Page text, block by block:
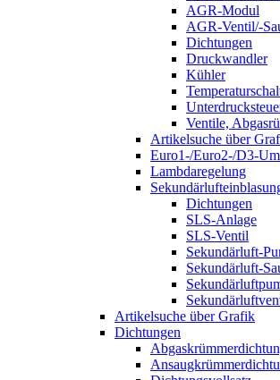
AGR-Modul
AGR-Ventil/-
Dichtungen
Druckwandler
Kühler
Ventile,
Artikelsuche über
Euro1-/Euro2-/D3-
Lambdaregelung
Dichtungen
SLS-Anlage
SLS-Ventil
Sekundärluft-
Sekundärluft-
Artikelsuche über Grafik
Dichtungen